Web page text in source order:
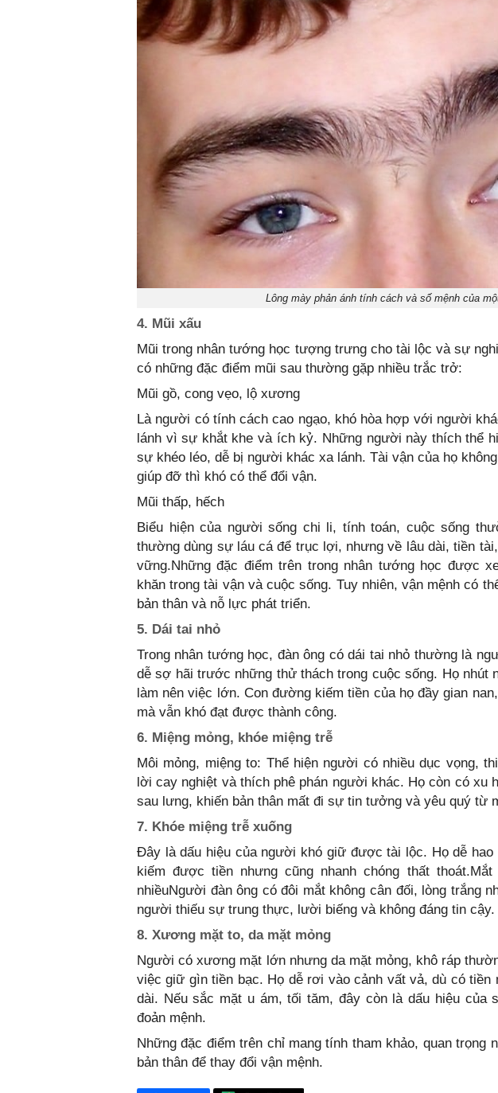
Lông mày phản ánh tính cách và số mệnh của
4. Mũi xấu
Mũi trong nhân tướng học tượng trưng cho tài lộc và sự
có những đặc điểm mũi sau thường gặp nhiều trắc trở:
Mũi gồ, cong vẹo, lộ xương
Là người có tính cách cao ngạo, khó hòa hợp với người
lánh vì sự khắt khe và ích kỷ. Những người này thích thể
sự khéo léo, dễ bị người khác xa lánh. Tài vận của họ
giúp đỡ thì khó có thể đổi vận.
Mũi thấp, hếch
Biểu hiện của người sống chi li, tính toán, cuộc sống
thường dùng sự láu cá để trục lợi, nhưng về lâu dài, tiền
vững.Những đặc điểm trên trong nhân tướng học được
khăn trong tài vận và cuộc sống. Tuy nhiên, vận mệnh có
bản thân và nỗ lực phát triển.
5. Dái tai nhỏ
Trong nhân tướng học, đàn ông có dái tai nhỏ thường là
dễ sợ hãi trước những thử thách trong cuộc sống. Họ nhút
làm nên việc lớn. Con đường kiếm tiền của họ đầy gian
mà vẫn khó đạt được thành công.
6. Miệng mỏng, khóe miệng trễ
Môi mỏng, miệng to: Thể hiện người có nhiều dục vọng,
lời cay nghiệt và thích phê phán người khác. Họ còn có xu
sau lưng, khiến bản thân mất đi sự tin tưởng và yêu quý từ
7. Khóe miệng trễ xuống
Đây là dấu hiệu của người khó giữ được tài lộc. Họ dễ
kiếm được tiền nhưng cũng nhanh chóng thất
nhiềuNgười đàn ông có đôi mắt không cân đối, lòng trắng
người thiếu sự trung thực, lười biếng và không đáng tin cậy.
8. Xương mặt to, da mặt mỏng
Người có xương mặt lớn nhưng da mặt mỏng, khô ráp
việc giữ gìn tiền bạc. Họ dễ rơi vào cảnh vất vả, dù có tiền
dài. Nếu sắc mặt u ám, tối tăm, đây còn là dấu hiệu của
đoản mệnh.
Những đặc điểm trên chỉ mang tính tham khảo, quan trọng
bản thân để thay đổi vận mệnh.